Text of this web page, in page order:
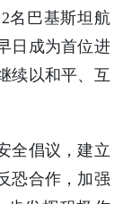
名巴基斯坦航
日成为首位进
续以和平、互
全倡议，建立
恐合作，加强